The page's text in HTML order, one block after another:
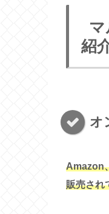
紹
オ
Amazon
販売され